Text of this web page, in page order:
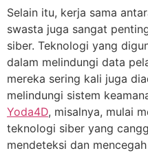
Selain itu, kerja sama
swasta juga sangat
siber. Teknologi yang
dalam melindungi data
mereka sering kali juga
melindungi sistem
Yoda4D, misalnya, mulai
teknologi siber yang
mendeteksi dan